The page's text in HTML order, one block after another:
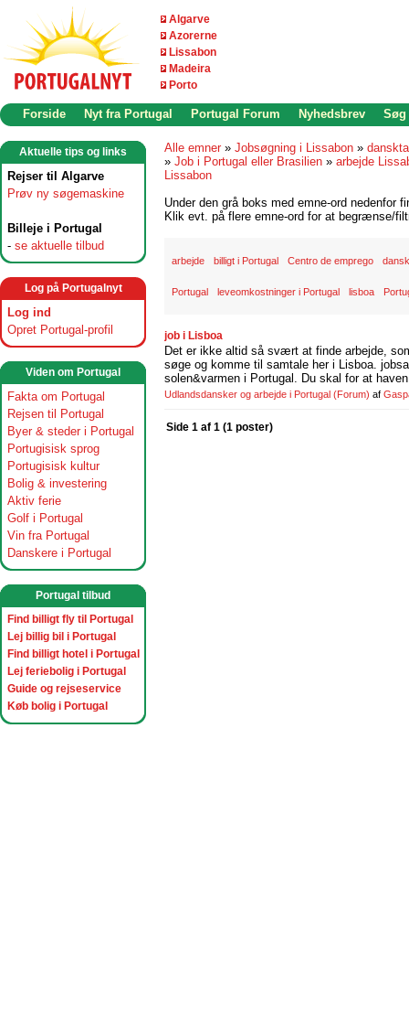
Algarve
Azorerne
Lissabon
Madeira
Porto
Forside Nyt fra Portugal Portugal Forum Nyhedsbrev Søg
Aktuelle tips og links
Rejser til Algarve
Prøv ny søgemaskine
Billeje i Portugal
- se aktuelle tilbud
Log på Portugalnyt
Log ind
Opret Portugal-profil
Viden om Portugal
Fakta om Portugal
Rejsen til Portugal
Byer & steder i Portugal
Portugisisk sprog
Portugisisk kultur
Bolig & investering
Aktiv ferie
Golf i Portugal
Vin fra Portugal
Danskere i Portugal
Portugal tilbud
Find billigt fly til Portugal
Lej billig bil i Portugal
Find billigt hotel i Portugal
Lej feriebolig i Portugal
Guide og rejseservice
Køb bolig i Portugal
Alle emner » Jobsøgning i Lissabon »
» Job i Portugal eller Brasilien » arbejde
Lissabon
Under den grå boks med emne-ord nedenfor
Klik evt. på flere emne-ord for at begrænse/
arbejde billigt i Portugal Centro de emprego
Portugal leveomkostninger i Portugal lisboa
job i Lisboa
Det er ikke altid så svært at finde arbejde,
søge og komme til samtale her i Lisboa.
solen&varmen i Portugal. Du skal for at
Udlandsdansker og arbejde i Portugal (Forum) af
Side 1 af 1 (1 poster)